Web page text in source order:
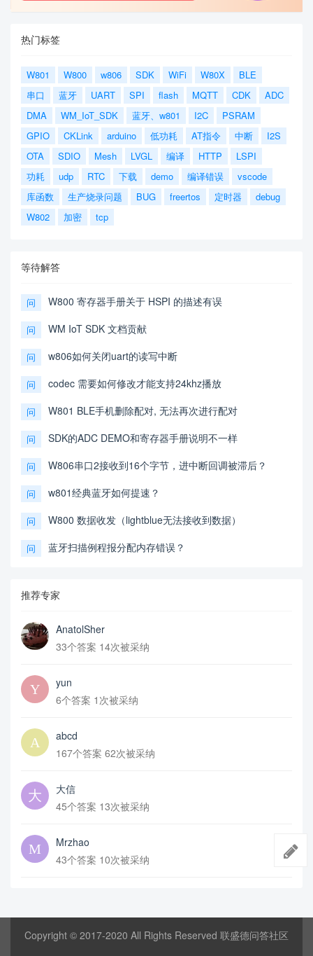
热门标签
W801 W800 w806 SDK WiFi W80X
BLE
串口
蓝牙 UART SPI flash MQTT CDK
ADC
DMA
WM_IoT_SDK 蓝牙、w801 I2C
PSRAM
GPIO
CKLink arduino 低功耗 AT指令 中断
I2S
OTA
SDIO Mesh LVGL 编译 HTTP
LSPI
功耗
udp RTC 下载 demo 编译错误
vscode
库函数
生产烧录问题 BUG freertos 定时器
debug
W802
加密 tcp
等待解答
问 W800 寄存器手册关于 HSPI 的描述有误
问 WM IoT SDK 文档贡献
问 w806如何关闭uart的读写中断
问 codec 需要如何修改才能支持24khz播放
问 W801 BLE手机删除配对, 无法再次进行配对
问 SDK的ADC DEMO和寄存器手册说明不一样
问 W806串口2接收到16个字节，进中断回调被滞后？
问 w801经典蓝牙如何提速？
问 W800 数据收发（lightblue无法接收到数据）
问 蓝牙扫描例程报分配内存错误？
推荐专家
AnatolSher
33个答案 14次被采纳
yun
6个答案 1次被采纳
abcd
167个答案 62次被采纳
大信
45个答案 13次被采纳
Mrzhao
43个答案 10次被采纳
Copyright © 2017-2020 All Rights Reserved 联盛德问答社区